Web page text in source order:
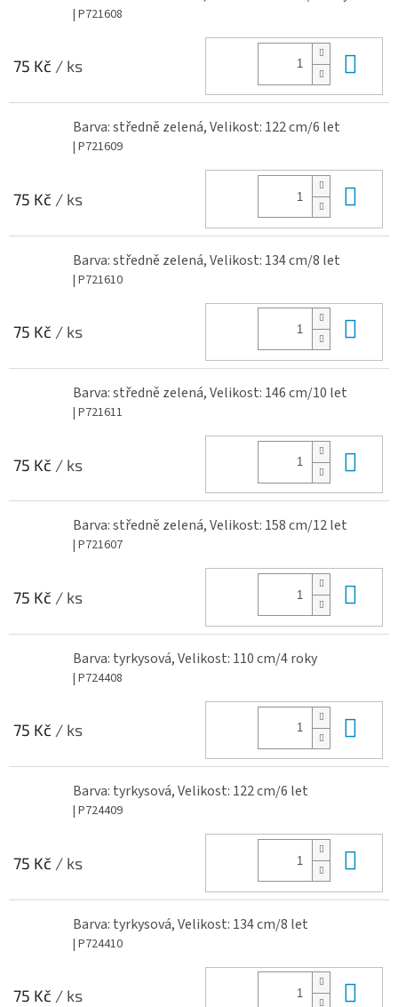
| P721608
75 Kč / ks
Barva: středně zelená, Velikost: 122 cm/6 let
| P721609
75 Kč / ks
Barva: středně zelená, Velikost: 134 cm/8 let
| P721610
75 Kč / ks
Barva: středně zelená, Velikost: 146 cm/10 let
| P721611
75 Kč / ks
Barva: středně zelená, Velikost: 158 cm/12 let
| P721607
75 Kč / ks
Barva: tyrkysová, Velikost: 110 cm/4 roky
| P724408
75 Kč / ks
Barva: tyrkysová, Velikost: 122 cm/6 let
| P724409
75 Kč / ks
Barva: tyrkysová, Velikost: 134 cm/8 let
| P724410
75 Kč / ks